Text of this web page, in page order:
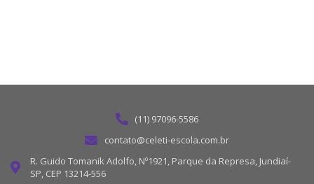
(11) 97096-5586
contato@celeti-escola.com.br
R. Guido Tomanik Adolfo, Nº1921, Parque da Represa, Jundiaí-
SP, CEP 13214-556